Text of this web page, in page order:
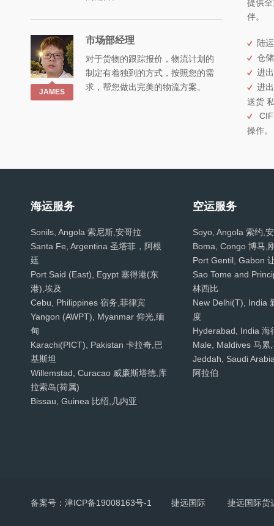
JAMES
市场部经理
对于货物的跟踪报价，物流计划的
制定有着独到的方式，按照您的需
求，帮您做出完美的物流方案。
提供
伴。
陆
仓
进
进
送货
操作。
海运服务
Sonils, Angola 索尼斯,安哥拉
Santa Fe, Argentina 圣塔菲，阿根
廷
Port Said (East), Egypt 塞得港(东
港),埃及
Cebu, Philippines 宿务,菲律宾
Yangon (AWPT), Myanmar 仰光,缅
甸
Karachi(PICT), Pakistan 卡拉奇,巴
基斯坦
Willemstad, Curacao 威廉斯塔德,库
拉索岛(荷属)
Bissau, Guinea 比绍,几内亚
空运服务
Soyo, Angola 索约,
Boma, Congo 博马,
Port Gentil, Gabon
Sao Tome and
林西比
New Delhi(T), India
度
Hyderabad, India 海
Male, Maldives 马累
Jeddah, Saudi
阿拉伯
备案号：津ICP备19008163号-1 捷远国际 捷远国际货